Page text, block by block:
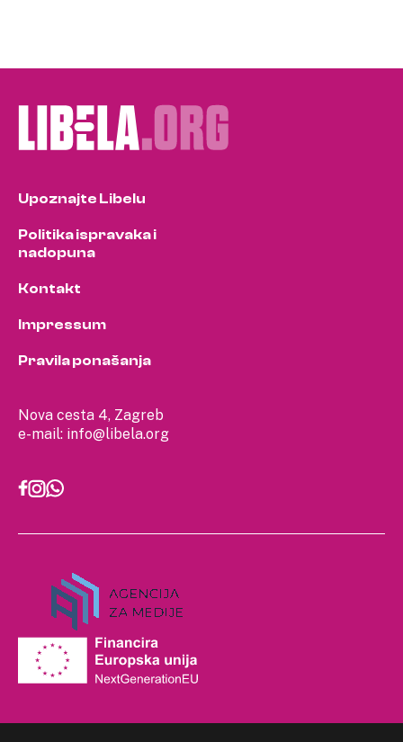
Nova cesta 4, Zagreb
e-mail: info@libela.org
Upoznajte Libelu
Politika ispravaka i
nadopuna
Kontakt
Impressum
Pravila ponašanja